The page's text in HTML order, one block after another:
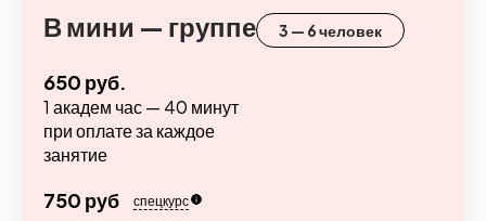
В мини — группе 3 — 6 человек
650 руб.
1 академ час — 40 минут
при оплате за каждое
занятие
750 руб спецкурс